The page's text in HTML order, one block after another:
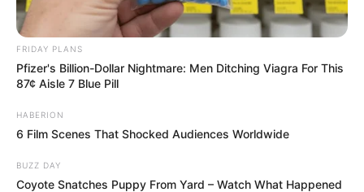
FRIDAY PLANS
Pfizer's Billion-Dollar Nightmare: Men Ditching Viagra For This
87¢ Aisle 7 Blue Pill
HABERION
6 Film Scenes That Shocked Audiences Worldwide
BUZZ DAY
Coyote Snatches Puppy From Yard – Watch What Happened